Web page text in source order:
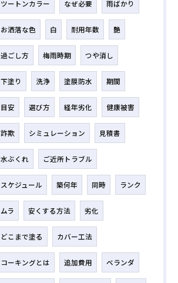
ツートンカラー なぜ必要 雨ばかり
お洒落な色 白 耐用年数 艶
過ごし方 梅雨時期 つや消し
下塗り 洗浄 塗膜防水 期間
目安 選び方 経年劣化 健康被害
詐欺 シミュレーション 見積書
水ぶくれ ご近所トラブル
スケジュール 築何年 同時 ランク
ムラ 安くする方法 劣化
どこまで塗る カバー工法
コーキングとは 追加費用 ベランダ